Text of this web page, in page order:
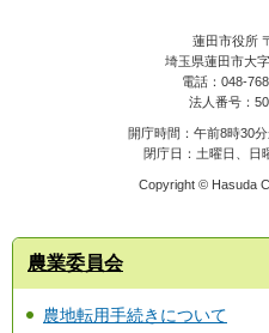
蓮田市役所
埼玉県蓮田市大
電話：048-
法人番号：
開庁時間：午前8時30
閉庁日：土曜日、日
Copyright © Hasuda
農業委員会
農地転用手続きについて